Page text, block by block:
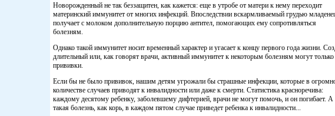
Новорожденный не так беззащитен, как кажется: еще в утробе от матери к нему переходит
материнский иммунитет от многих инфекций. Впоследствии вскармливаемый грудью
получает с молоком дополнительную порцию антител, помогающих ему сопротивляться
болезням.
Однако такой иммунитет носит временный характер и угасает к концу первого года жизни.
длительный или, как говорят врачи, активный иммунитет к некоторым болезням могут только
прививки.
Если бы не было прививок, нашим детям угрожали бы страшные инфекции, которые в
количестве случаев приводят к инвалидности или даже к смерти. Статистика красноречива:
каждому десятому ребенку, заболевшему дифтерией, врачи не могут помочь, и он погибает. А
такая болезнь, как корь, в каждом пятом случае приведет ребенка к инвалидности...